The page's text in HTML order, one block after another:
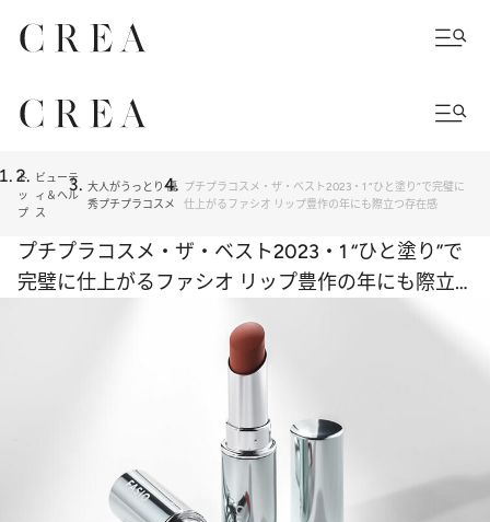
ト
ッ
プ
ビューテ
ィ＆ヘル
ス
大人がうっとり 優
秀プチプラコスメ
プチプラコスメ・ザ・ベスト2023・1 “ひと塗り”で完璧に
仕上がるファシオ リップ豊作の年にも際立つ存在感
プチプラコスメ・ザ・ベスト2023・1 “ひと塗り”で
完璧に仕上がるファシオ リップ豊作の年にも際立